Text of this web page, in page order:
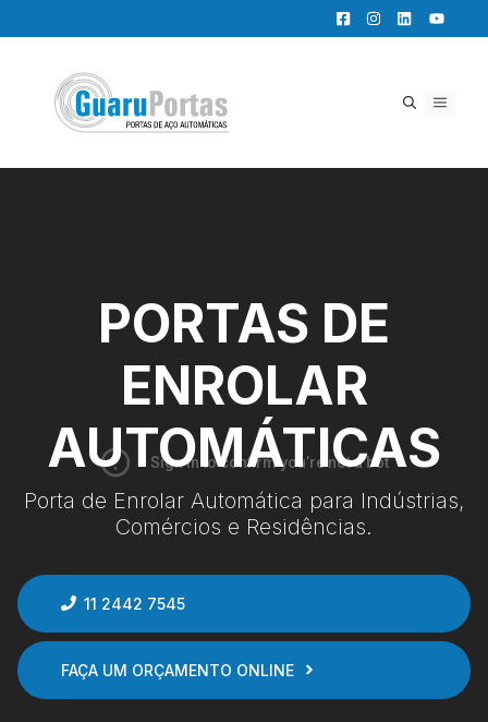
para
conteúdo
MENU
PORTAS DE
ENROLAR
AUTOMÁTICAS
Porta de Enrolar Automática para Indústrias,
Comércios e Residências.
11 2442 7545
FAÇA UM ORÇAMENTO ONLINE